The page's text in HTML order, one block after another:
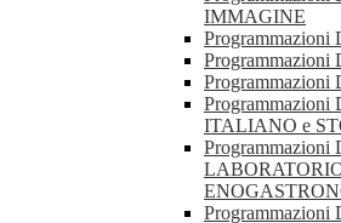
IMMAGINE
Programmazioni
Programmazioni
Programmazioni
Programmazioni
ITALIANO e
Programmazioni
Programmazioni